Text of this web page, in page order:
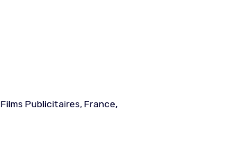
Films Publicitaires,France,